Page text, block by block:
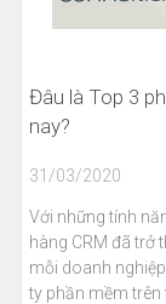
Đâu là Top 3
nay?
31/03/2020
Với những tính
hàng CRM đã trở
mỗi doanh
ty phần mềm trên